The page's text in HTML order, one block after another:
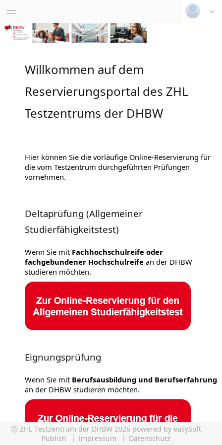
Deutsch
Willkommen auf dem
Reservierungsportal des ZHL
Testzentrums der DHBW
Hier können Sie die vorläufige Online-Reservierung für
die vom Testzentrum durchgeführten Prüfungen
vornehmen.
Deltaprüfung (Allgemeiner
Studierfähigkeitstest)
Wenn Sie mit Fachhochschulreife oder
fachgebundener Hochschulreife an der DHBW
studieren möchten.
Eignungsprüfung
Wenn Sie mit Berufsausbildung und Berufserfahrung
an der DHBW studieren möchten.
Ⓒ ZHL Testzentrum der DHBW 2026 powered by easySoft
Publish
Impressum Datenschutz